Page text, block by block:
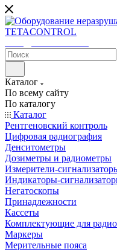
Каталог
По всему сайту
По каталогу
Каталог
Рентгеновский контроль
Цифровая радиография
Денситометры
Дозиметры и радиометры
Измерители-
Индикаторы-
Негатоскопы
Принадлежности
Кассеты
Комплектующие для
Маркеры
Мерительные пояса